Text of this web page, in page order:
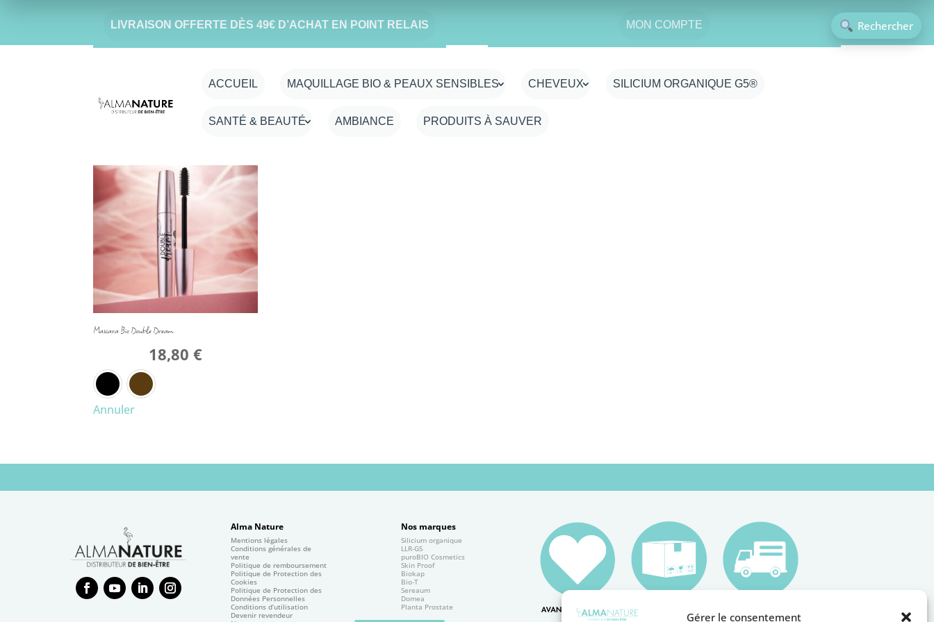
Gérer le consentement
LIVRAISON OFFERTE DÈS 49€ D’ACHAT EN POINT RELAIS MON COMPTE
ACCUEIL MAQUILLAGE BIO & PEAUX SENSIBLES CHEVEUX SILICIUM ORGANIQUE G5®
SANTÉ & BEAUTÉ AMBIANCE PRODUITS À SAUVER
Accueil/ Produit Couleur-mascara / 01 Noir
01 Noir
Mascara Bio Double Dream
18,80€
Annuler
Alma Nature
Mentions légales
Conditions générales de
vente
Politique de remboursement
Politique de Protection des
Cookies
Politique de Protection des
Données Personnelles
Conditions d’utilisation
Devenir revendeur
Nos marques
Silicium organique
LLR-G5
puroBIO Cosmetics
Skin Proof
Biokap
Bio-T
Sereaum
Domea
Planta Prostate
Rechercher